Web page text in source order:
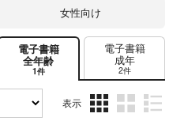
女性向け
電子書籍
全年齢
1件
電子書籍
成年
2件
表示